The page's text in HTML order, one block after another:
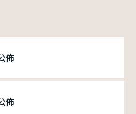
佈
佈